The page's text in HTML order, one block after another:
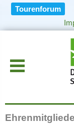
Tourenforum